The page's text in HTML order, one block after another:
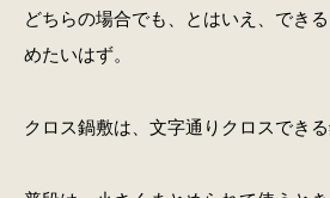
どちらの場合でも、とはいえ、でき
めたいはず。
クロス鍋敷は、文字通りクロスできる